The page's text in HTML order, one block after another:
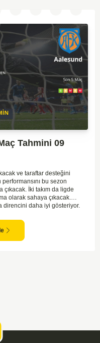
Tahmini 09
ve taraftar desteğini
bu sezon
İki takım da ligde
olarak sahaya çıkacak.
direncini daha iyi gösteriyor.
zaman sıkıntı yaşasa da